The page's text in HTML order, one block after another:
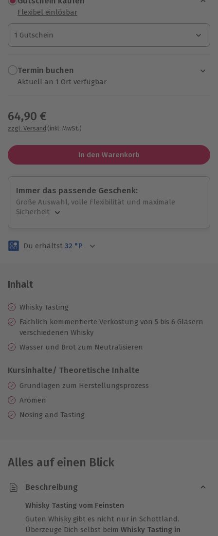
Flexibel einlösbar
1 Gutschein
1 Gutschein
1 Gutschein
Termin buchen
Aktuell an 1 Ort verfügbar
64,90 €
zzgl. Versand (inkl. MwSt.)
In den Warenkorb
Immer das passende Geschenk:
Große Auswahl, volle Flexibilität und maximale
Sicherheit
Volle Flexibilität
3 Jahre gültig & verlängerbar.
Du erhältst 32 °P
Inhalt
Whisky Tasting
Fachlich kommentierte Verkostung von 5 bis 6 Gläsern
verschiedenen Whisky
Wasser und Brot zum Neutralisieren
Kursinhalte/ Theoretische Inhalte
Grundlagen zum Herstellungsprozess
Aromen
Nosing and Tasting
Alles auf einen Blick
Beschreibung
Whisky Tasting vom Feinsten
Guten Whisky gibt es nicht nur in Schottland.
Überzeuge Dich selbst beim Whisky Tasting in